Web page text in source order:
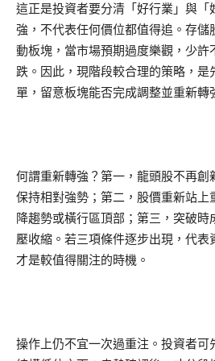
這正是投資者要分清「好行業」與「
強，不代表任何價位都值得追。存儲
動板塊，當市場預期過度樂觀，少許
跌。因此，現階段較合理的策略，是
單，留意板塊能否完成調整並重新轉
何謂重新轉強？第一，龍頭股不再創
保持相對強勢；第二，股價重新站上
降趨勢或橫行區頂部；第三，突破
壓收縮。若三項條件逐步出現，代表
才是較值得關注的時機。
操作上仍不宜一次過重注。投資者可